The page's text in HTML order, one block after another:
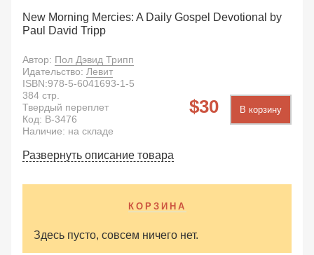
New Morning Mercies: A Daily Gospel Devotional by
Paul David Tripp
Автор: Пол Дэвид Трипп
Идательство: Левит
30 В корзину
ISBN:978-5-6041693-1-5
384 стр.
Твердый переплет
Код: B-3476
Наличие: на складе
Развернуть описание товара
КОРЗИНА
Здесь пусто, совсем ничего нет.